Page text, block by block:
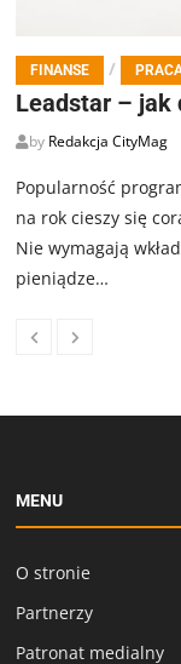
FINANSE /
Leadstar – jak
by Redakcja CityMag
Popularność
na rok cieszy się
Nie wymagają
pieniądze…
MENU
O stronie
Partnerzy
Patronat medialny